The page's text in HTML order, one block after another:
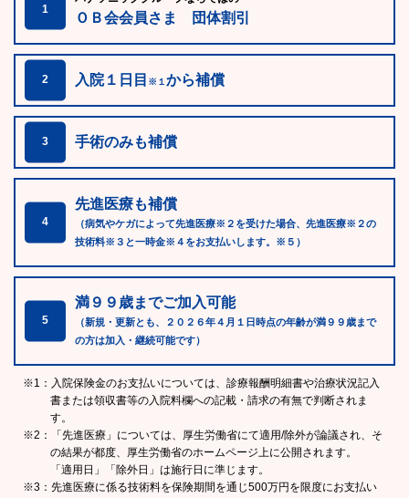
1
ＯＢ会会員さま 団体割引
2 入院１日目 ※１ から補償
3 手術のみも補償
4
先進医療も補償
（病気やケガによって先進医療※２を受けた場合、先進医療※２の
技術料※３と一時金※４をお支払いします。※５）
5
満９９歳までご加入可能
（新規・更新とも、２０２６年４月１日時点の年齢が満９９歳まで
の方は加入・継続可能です）
※1：入院保険金のお支払いについては、診療報酬明細書や治療状況記入
書または領収書等の入院料欄への記載・請求の有無で判断されま
す。
※2：「先進医療」については、厚生労働省にて適用/除外が論議され、そ
の結果が都度、厚生労働省のホームページ上に公開されます。
「適用日」「除外日」は施行日に準じます。
※3：先進医療に係る技術料を保険期間を通じ500万円を限度にお支払い